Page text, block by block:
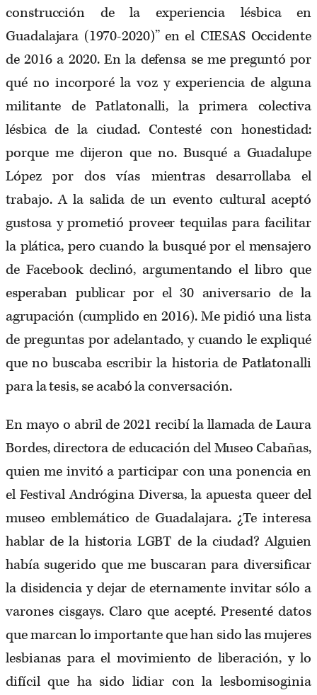
construcción de la experiencia lésbica en
Guadalajara (1970-2020)” en el CIESAS Occidente
de 2016 a 2020. En la defensa se me preguntó por
qué no incorporé la voz y experiencia de alguna
militante de Patlatonalli, la primera colectiva
lésbica de la ciudad. Contesté con honestidad:
porque me dijeron que no. Busqué a Guadalupe
López por dos vías mientras desarrollaba el
trabajo. A la salida de un evento cultural aceptó
gustosa y prometió proveer tequilas para facilitar
la plática, pero cuando la busqué por el mensajero
de Facebook declinó, argumentando el libro que
esperaban publicar por el 30 aniversario de la
agrupación (cumplido en 2016). Me pidió una lista
de preguntas por adelantado, y cuando le expliqué
que no buscaba escribir la historia de Patlatonalli
para la tesis, se acabó la conversación.
En mayo o abril de 2021 recibí la llamada de Laura
Bordes, directora de educación del Museo Cabañas,
quien me invitó a participar con una ponencia en
el Festival Andrógina Diversa, la apuesta queer del
museo emblemático de Guadalajara. ¿Te interesa
hablar de la historia LGBT de la ciudad? Alguien
había sugerido que me buscaran para diversificar
la disidencia y dejar de eternamente invitar sólo a
varones cisgays. Claro que acepté. Presenté datos
que marcan lo importante que han sido las mujeres
lesbianas para el movimiento de liberación, y lo
difícil que ha sido lidiar con la lesbomisoginia